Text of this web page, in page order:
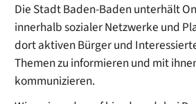
Die Stadt Baden-Baden unterhält
innerhalb sozialer Netzwerke und
dort aktiven Bürger und
Themen zu informieren und mit
kommunizieren.